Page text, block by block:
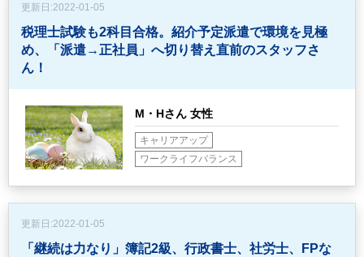
更新日:2022-01-05
税理士試験も2科目合格。紹介予定派遣で環境を見極
め、
「派遣→正社員」へ切り替え直前のスタッフさ
ん！
M・Hさん 女性
キャリアアップ
ワークライフバランス
更新日:2022-01-05
「継続は力なり」簿記2級、行政書士、社労士、FPな